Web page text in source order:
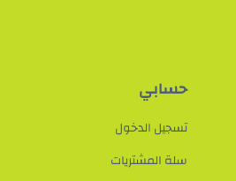
حسابي
تسجيل الدخول
سلة المشتريات